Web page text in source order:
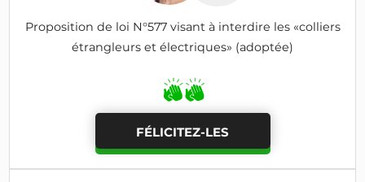
Proposition de loi N°577 visant à interdire les «colliers
étrangleurs et électriques» (adoptée)
FÉLICITEZ-LES